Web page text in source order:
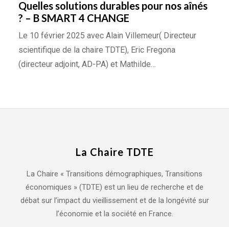
Quelles solutions durables pour nos aînés
? – B SMART 4 CHANGE
Le 10 février 2025 avec Alain Villemeur( Directeur
scientifique de la chaire TDTE), Eric Fregona
(directeur adjoint, AD-PA) et Mathilde…
La Chaire TDTE
La Chaire « Transitions démographiques, Transitions
économiques » (TDTE) est un lieu de recherche et de
débat sur l’impact du vieillissement et de la longévité sur
l’économie et la société en France.